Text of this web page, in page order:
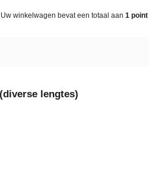
Uw winkelwagen bevat een totaal aan 1 point
lengtes)